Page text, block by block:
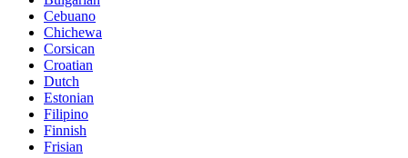
Cebuano
Chichewa
Corsican
Croatian
Dutch
Estonian
Filipino
Finnish
Frisian